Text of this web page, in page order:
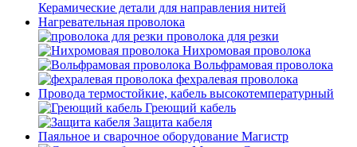
Керамические детали для направления нитей
Нагревательная проволока
проволока для резки
Нихромовая проволока
Вольфрамовая проволока
фехралевая проволока
Провода термостойкие, кабель высокотемпературный
Греющий кабель
Защита кабеля
Паяльное и сварочное оборудование Магистр